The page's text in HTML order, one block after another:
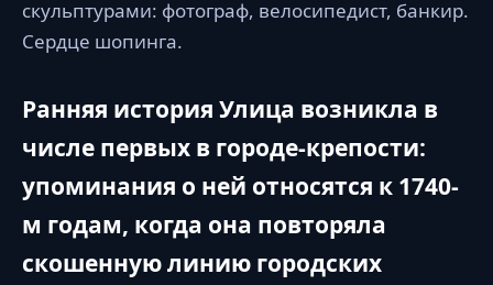
скульптурами: фотограф, велосипедист, банкир.
Сердце шопинга.
Ранняя история Улица возникла в
числе первых в городе-крепости:
упоминания о ней относятся к 1740-
м годам, когда она повторяла
скошенную линию городских